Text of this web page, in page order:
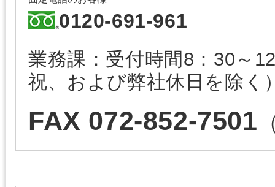
0120-691-961
業務課：受付時間8：30～
祝、および弊社休日を除く
FAX 072-852-7501